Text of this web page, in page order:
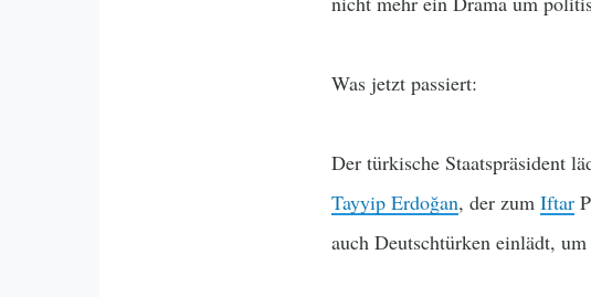
Was jetzt passiert:
Der türkische Staatspräsident
Tayyip Erdoğan, der zum Iftar
auch Deutschtürken einlädt,